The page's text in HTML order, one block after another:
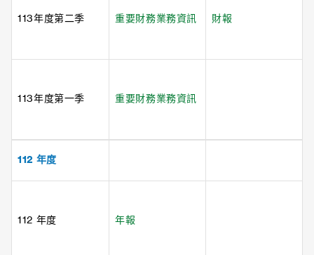
113年度第二季 重要財務業務資訊 財報
113年度第一季 重要財務業務資訊
112 年度
112 年度 年報